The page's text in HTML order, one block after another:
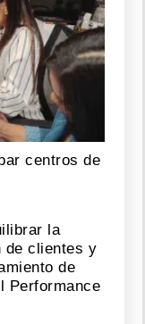
centros de
la
de clientes y
de
Performance